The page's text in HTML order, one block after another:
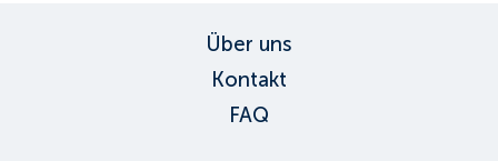
Über uns
Kontakt
FAQ